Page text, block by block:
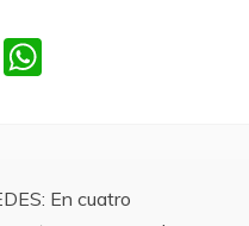
T
A
En cuatro